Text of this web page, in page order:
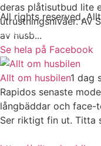
deras plåtisutbud lite
utrustningsnivåer. Av
av husb...
Se hela på Facebook
Allt om husbilen1 dag
Rapidos senaste
långbäddar och face-
Ser riktigt fin ut. Titta
All rights reserved,
Webbyrå